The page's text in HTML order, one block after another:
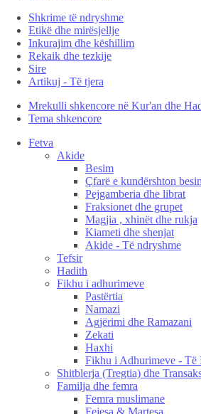
Shkrime të ndryshme
Etikë dhe mirësjellje
Inkurajim dhe këshillim
Rekaik dhe tezkije
Sire
Artikuj - Të tjera
Mrekulli shkencore në Kur'an dhe
Tema shkencore
Fetva
Akide
Besim
Çfarë e kundërshton
Pejgamberia dhe librat
Fraksionet dhe grupet
Magjia , xhinët dhe rukja
Kiameti dhe shenjat
Akide - Të ndryshme
Tefsir
Hadith
Fikhu i adhurimeve
Pastërtia
Namazi
Agjërimi dhe Ramazani
Zekati
Haxhi
Fikhu i Adhurimeve - Të
Shitblerja (Tregtia) dhe
Familja dhe femra
Femra muslimane
Fejesa & Martesa